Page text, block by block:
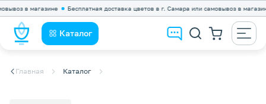
в магазине Бесплатная доставка цветов в г. Самара или самовывоз в магазине
Каталог
Главная Каталог